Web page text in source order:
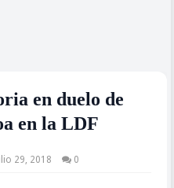
en duelo de
en la LDF
29, 2018 0